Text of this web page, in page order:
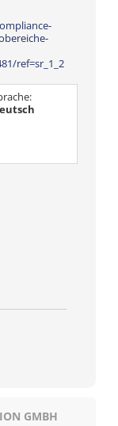
ref=sr_1_2
GMBH